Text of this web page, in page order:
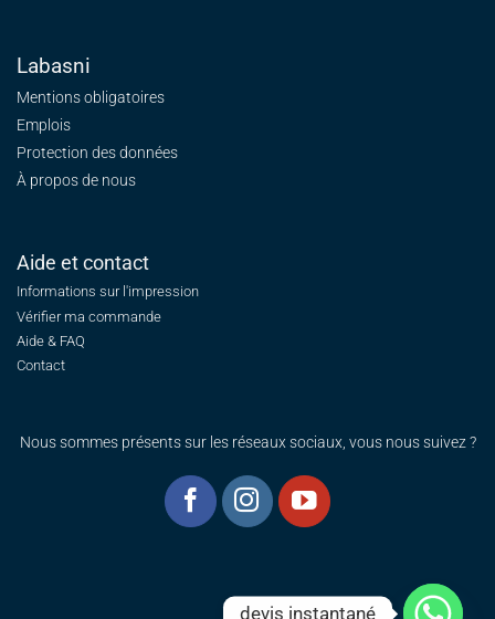
Labasni
Mentions obligatoires
Emplois
Protection des données
À propos de nous
Aide et contact
Informations sur l'impression
Vérifier ma commande
Aide & FAQ
Contact
Nous sommes présents sur les réseaux sociaux, vous nous suivez ?
devis instantané